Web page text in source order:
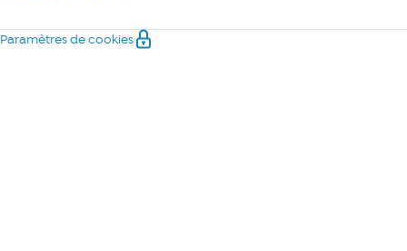
Paramètres de cookies